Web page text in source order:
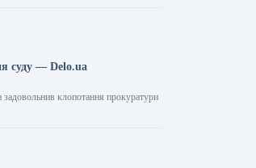
суду — Delo.ua
задовольнив клопотання прокуратури